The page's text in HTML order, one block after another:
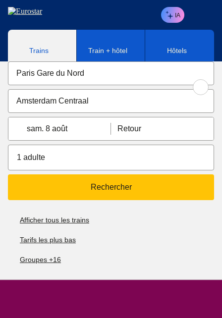
Aller au contenu principal
IA
Trains Train + hôtel Hôtels
sam. 8 août Retour
1 adulte
Rechercher
Afficher tous les trains
Tarifs les plus bas
Groupes +16